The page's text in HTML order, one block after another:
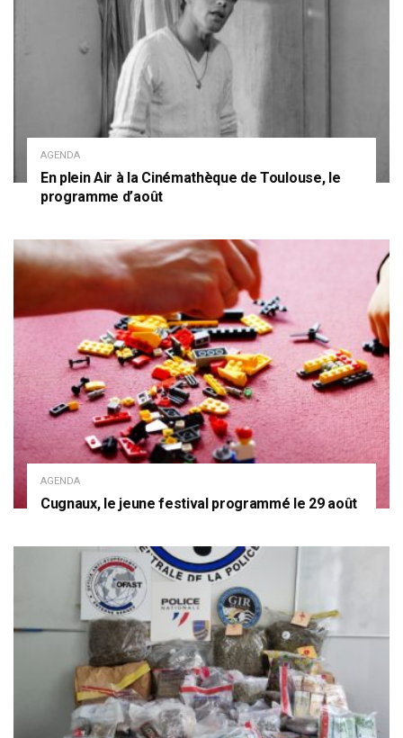
AGENDA
En plein Air à la Cinémathèque de Toulouse, le
programme d’août
AGENDA
Cugnaux, le jeune festival programmé le 29 août